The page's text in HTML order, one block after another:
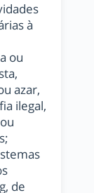
à
ou
azar,
ilegal,
de